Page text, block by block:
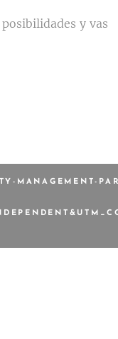
y vas
MANAGEMENT-